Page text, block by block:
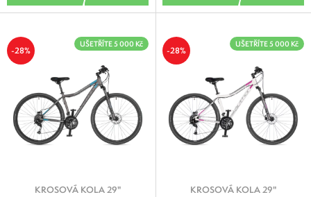
-28%
UŠETŘÍTE 5 000 Kč
KROSOVÁ KOLA 29"
-28%
UŠETŘÍTE 5 000 Kč
KROSOVÁ KOLA 29"